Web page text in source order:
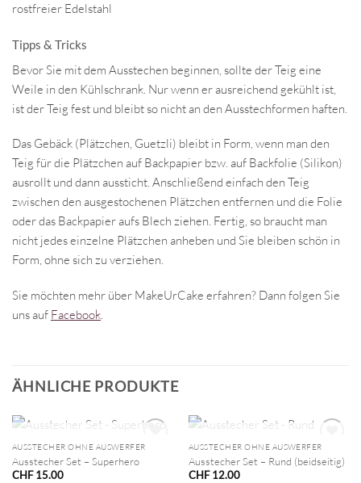
rostfreier Edelstahl
Tipps & Tricks
Bevor Sie mit dem Ausstechen beginnen, sollte der Teig eine
Weile in den Kühlschrank. Nur wenn er ausreichend gekühlt ist,
ist der Teig fest und bleibt so nicht an den Ausstechformen haften.
Das Gebäck (Plätzchen, Guetzli) bleibt in Form, wenn man den
Teig für die Plätzchen auf Backpapier bzw. auf Backfolie (Silikon)
ausrollt und dann aussticht. Anschließend einfach den Teig
zwischen den ausgestochenen Plätzchen entfernen und die Folie
oder das Backpapier aufs Blech ziehen. Fertig, so braucht man
nicht jedes einzelne Plätzchen anheben und Sie bleiben schön in
Form, ohne sich zu verziehen.
Sie möchten mehr über MakeUrCake erfahren? Dann folgen Sie
uns auf Facebook.
ÄHNLICHE PRODUKTE
NICHT VORRÄTIG
AUSSTECHER OHNE AUSWERFER
Ausstecher Set – Superhero
CHF15.00
NICHT VORRÄTIG
AUSSTECHER OHNE AUSWERFER
Ausstecher Set – Rund (beidseitig)
CHF12.00